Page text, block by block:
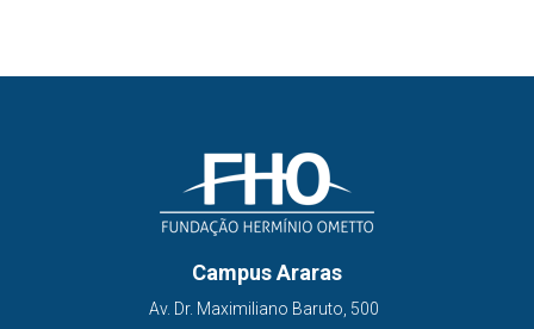
Campus Araras
Av. Dr. Maximiliano Baruto, 500